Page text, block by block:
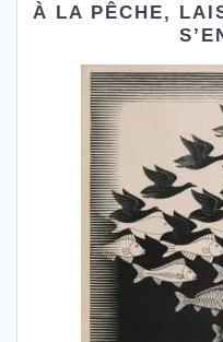
À LA PÊCHE,